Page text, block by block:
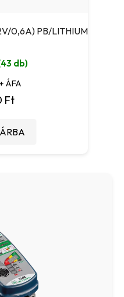
0,6A) PB/LITHIUM
db)
ÁFA
Ft